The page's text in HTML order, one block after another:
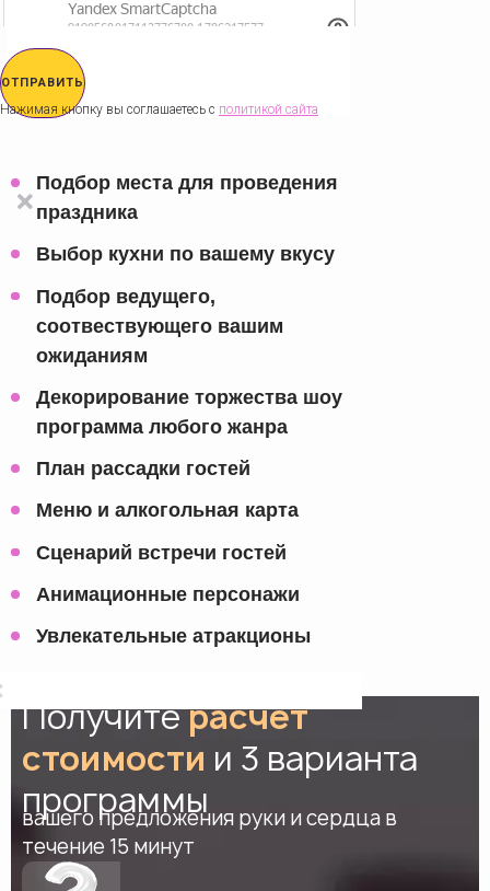
ОТПРАВИТЬ
Нажимая кнопку вы соглашаетесь с политикой сайта
Подбор места для проведения
праздника
Выбор кухни по вашему вкусу
Подбор ведущего,
соотвествующего вашим
ожиданиям
Декорирование торжества шоу
программа любого жанра
План рассадки гостей
Меню и алкогольная карта
Сценарий встречи гостей
Анимационные персонажи
Увлекательные атракционы
Получитерасчет
стоимости и 3 варианта
программы
вашего предложения руки и сердца в
течение 15 минут